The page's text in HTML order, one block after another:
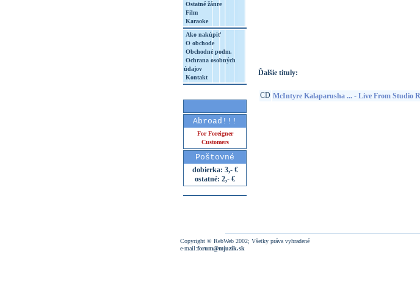
Ostatné žánre
Film
Karaoke
Ako nakúpiť
O obchode
Obchodné podm.
Ochrana osobných
údajov
Kontakt
Abroad!!!
For Foreigner
Customers
Poštovné
dobierka: 3,- €
ostatné: 2,- €
Ďalšie tituly:
CD McIntyre Kalaparusha ... - Live From Studio
Copyright © RebWeb 2002; Všetky práva vyhradené
e-mail:forum@mjuzik.sk